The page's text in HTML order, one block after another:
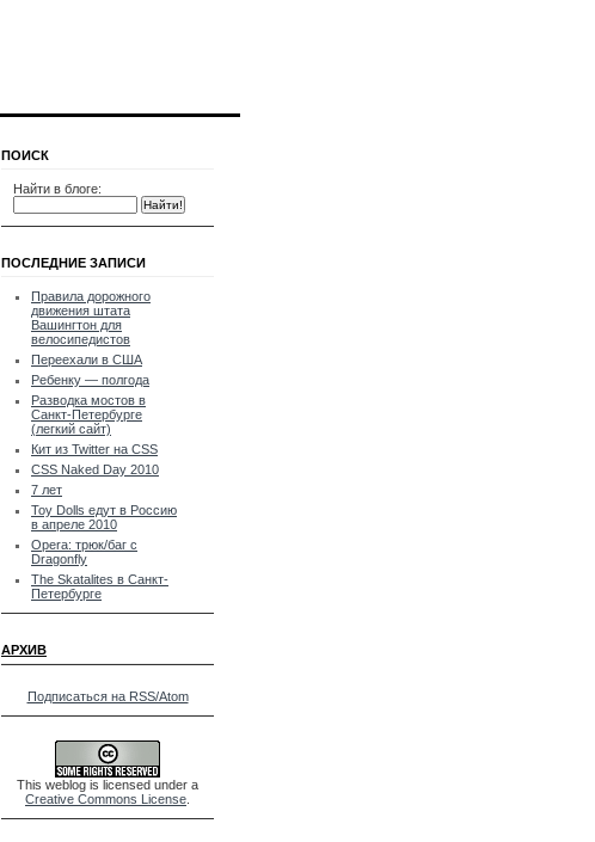
ПОИСК
Найти в блоге:
ПОСЛЕДНИЕ ЗАПИСИ
Правила дорожного
движения штата
Вашингтон для
велосипедистов
Переехали в США
Ребенку — полгода
Разводка мостов в
Санкт-Петербурге
(легкий сайт)
Кит из Twitter на CSS
CSS Naked Day 2010
7 лет
Toy Dolls едут в Россию
в апреле 2010
Opera: трюк/баг с
Dragonfly
The Skatalites в Санкт-
Петербурге
АРХИВ
Подписаться на RSS/Atom
This weblog is licensed under a
Creative Commons License